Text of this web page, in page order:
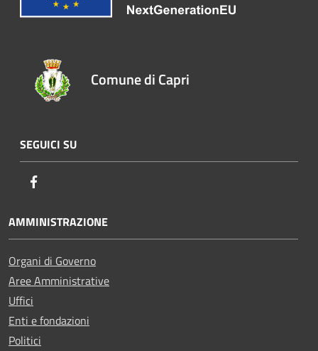
Comune di Capri
SEGUICI SU
AMMINISTRAZIONE
Organi di Governo
Aree Amministrative
Uffici
Enti e fondazioni
Politici